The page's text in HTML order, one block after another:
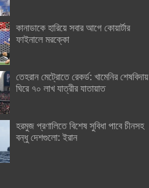
কানাডাকে হারিয়ে সবার আগে কোয়ার্টার
ফাইনালে মরক্কো
তেহরান মেট্রোতে রেকর্ড: খামেনির শেষবিদায়
ঘিরে ৭০ লাখ যাত্রীর যাতায়াত
হরমুজ প্রণালিতে বিশেষ সুবিধা পাবে চীনসহ
বন্ধু দেশগুলো: ইরান